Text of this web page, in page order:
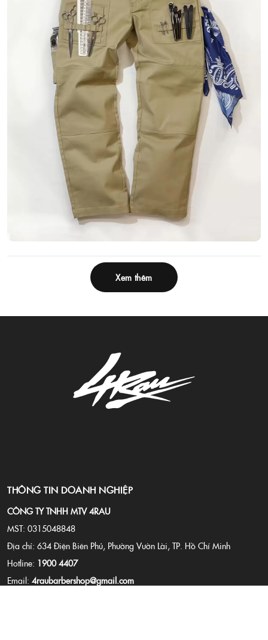
Xem thêm
THÔNG TIN DOANH NGHIỆP
CÔNG TY TNHH MTV 4RAU
MST: 0315048848
Địa chỉ: 634 Điện Biên Phủ, Phường Vườn Lài, TP. Hồ Chí Minh
Hotline: 1900 4407
Email: 4raubarbershop@gmail.com